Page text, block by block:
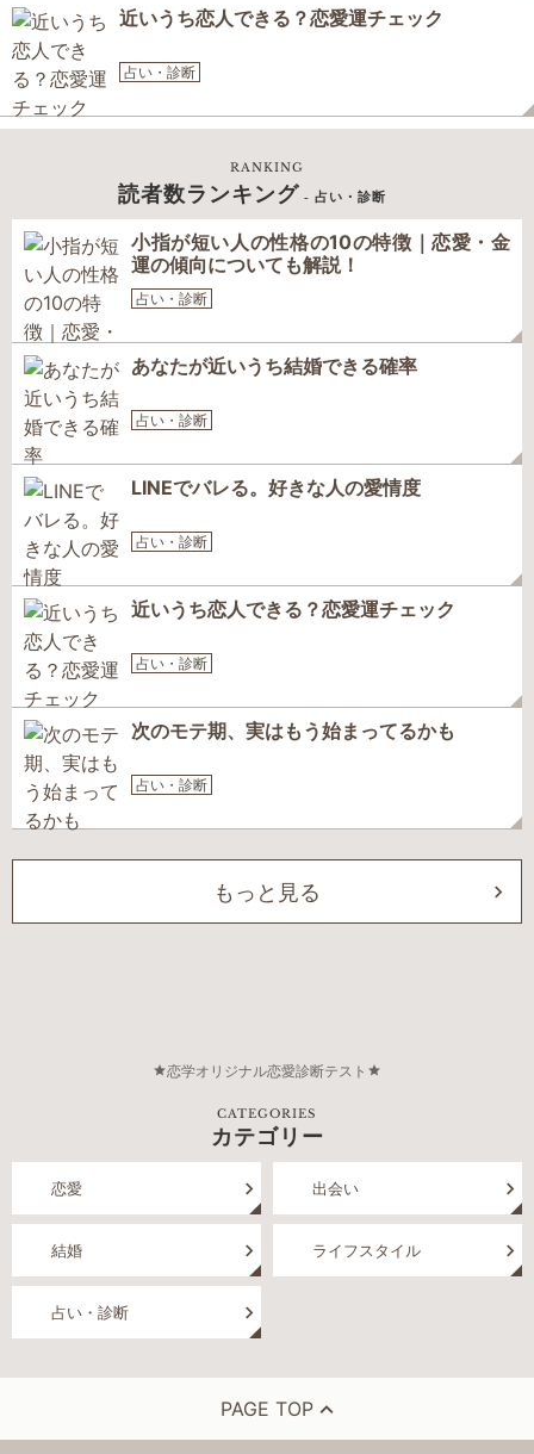
近いうち恋人できる？恋愛運チェック
占い・診断
RANKING
読者数ランキング - 占い・診断
小指が短い人の性格の10の特徴｜恋愛・金
運の傾向についても解説！
占い・診断
あなたが近いうち結婚できる確率
占い・診断
LINEでバレる。好きな人の愛情度
占い・診断
近いうち恋人できる？恋愛運チェック
占い・診断
次のモテ期、実はもう始まってるかも
占い・診断
もっと見る
恋学オリジナル恋愛診断テスト
CATEGORIES
カテゴリー
恋愛 出会い
結婚 ライフスタイル
占い・診断
PAGE TOP